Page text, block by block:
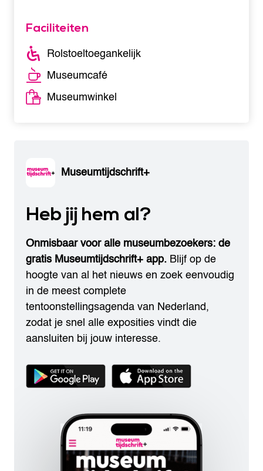
Faciliteiten
Rolstoeltoegankelijk
Museumcafé
Museumwinkel
Museumtijdschrift+
Heb jij hem al?
Onmisbaar voor alle museumbezoekers: de
gratis Museumtijdschrift+ app. Blijf op de
hoogte van al het nieuws en zoek eenvoudig
in de meest complete
tentoonstellingsagenda van Nederland,
zodat je snel alle exposities vindt die
aansluiten bij jouw interesse.